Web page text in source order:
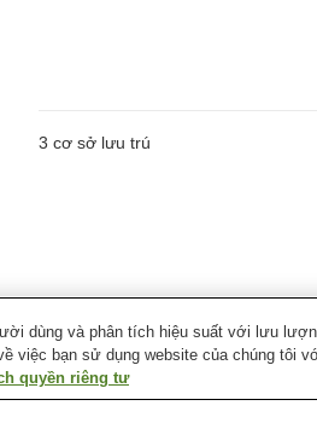
3 cơ sở lưu trú
dùng và phân tích hiệu suất với lưu
việc bạn sử dụng website của chúng tôi
quyền riêng tư